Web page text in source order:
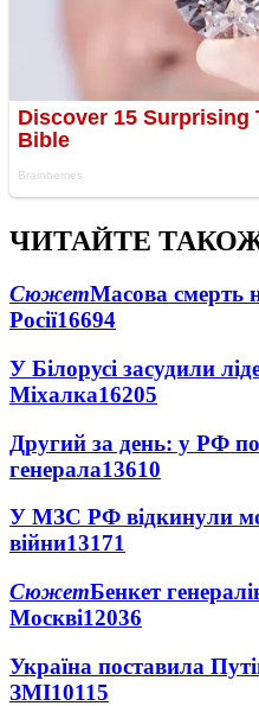
ЧИТАЙТЕ
СюжетМасова смерть
Росії16694
У Білорусі засудили
Міхалка16205
Другий за день: у РФ
генерала13610
У МЗС РФ відкинули
війни13171
СюжетБенкет
Москві12036
Україна поставила
ЗМІ10115